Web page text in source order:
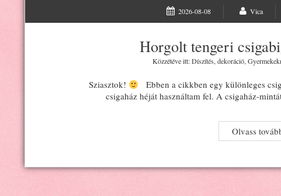
2026-08-08 Vica
Horgolt tengeri
Közzétéve itt:Díszítés, dekoráció,
Sziasztok!
Ebben a cikkben egy különleges
csigaház héját használtam fel. A csigaház-
Olvass